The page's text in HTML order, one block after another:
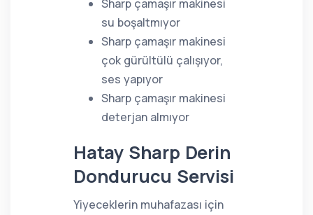
Sharp çamaşır makinesi
su boşaltmıyor
Sharp çamaşır makinesi
çok gürültülü çalışıyor,
ses yapıyor
Sharp çamaşır makinesi
deterjan almıyor
Hatay Sharp Derin
Dondurucu Servisi
Yiyeceklerin muhafazası için